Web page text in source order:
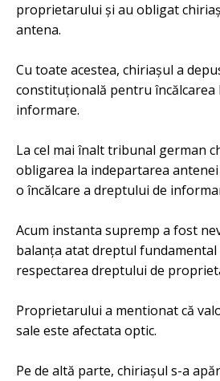
proprietarului și au obligat
antena.
Cu toate acestea, chiriașul a
constituțională pentru încălcarea
informare.
La cel mai înalt tribunal german
obligarea la indepartarea
o încălcare a dreptului de
Acum instanta supremp a fost
balanța atat dreptul
respectarea dreptului de
Proprietarului a mentionat că
sale este afectata optic.
Pe de altă parte, chiriașul s-a